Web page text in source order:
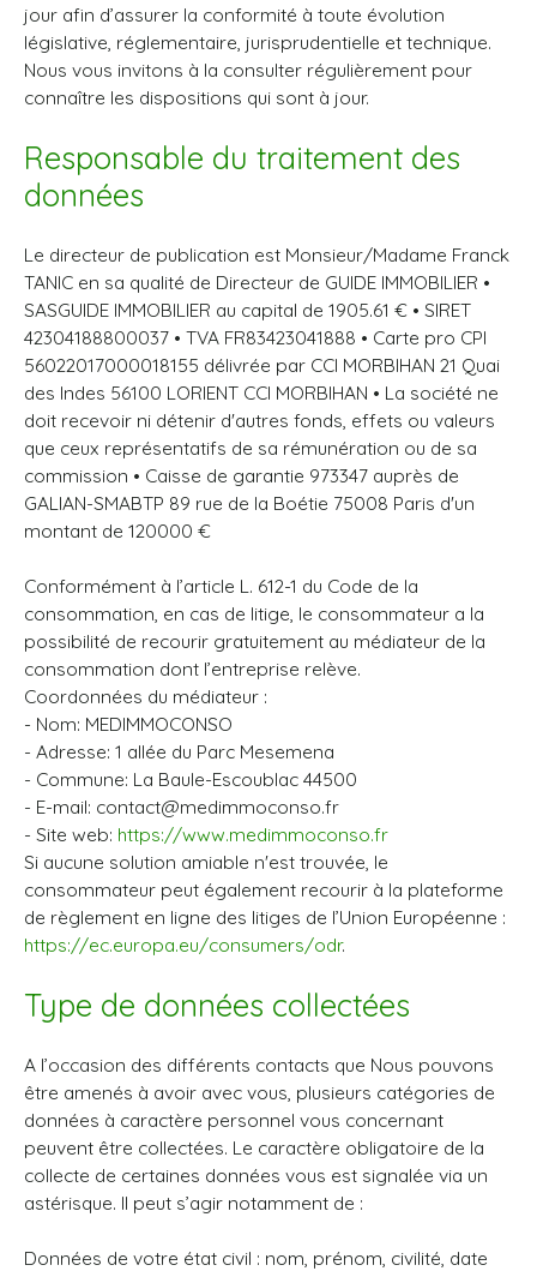
jour afin d’assurer la conformité à toute évolution
législative, réglementaire, jurisprudentielle et technique.
Nous vous invitons à la consulter régulièrement pour
connaître les dispositions qui sont à jour.
Responsable du traitement des
données
Le directeur de publication est Monsieur/Madame Franck
TANIC en sa qualité de Directeur de GUIDE IMMOBILIER •
SASGUIDE IMMOBILIER au capital de 1905.61 € • SIRET
42304188800037 • TVA FR83423041888 • Carte pro CPI
56022017000018155 délivrée par CCI MORBIHAN 21 Quai
des Indes 56100 LORIENT CCI MORBIHAN • La société ne
doit recevoir ni détenir d'autres fonds, effets ou valeurs
que ceux représentatifs de sa rémunération ou de sa
commission • Caisse de garantie 973347 auprès de
GALIAN-SMABTP 89 rue de la Boétie 75008 Paris d'un
montant de 120000 €
Conformément à l’article L. 612-1 du Code de la
consommation, en cas de litige, le consommateur a la
possibilité de recourir gratuitement au médiateur de la
consommation dont l’entreprise relève.
Coordonnées du médiateur :
- Nom: MEDIMMOCONSO
- Adresse: 1 allée du Parc Mesemena
- Commune: La Baule-Escoublac 44500
- E-mail: contact@medimmoconso.fr
- Site web: https://www.medimmoconso.fr
Si aucune solution amiable n'est trouvée, le
consommateur peut également recourir à la plateforme
de règlement en ligne des litiges de l’Union Européenne :
https://ec.europa.eu/consumers/odr.
Type de données collectées
A l’occasion des différents contacts que Nous pouvons
être amenés à avoir avec vous, plusieurs catégories de
données à caractère personnel vous concernant
peuvent être collectées. Le caractère obligatoire de la
collecte de certaines données vous est signalée via un
astérisque. Il peut s’agir notamment de :
Données de votre état civil : nom, prénom, civilité, date